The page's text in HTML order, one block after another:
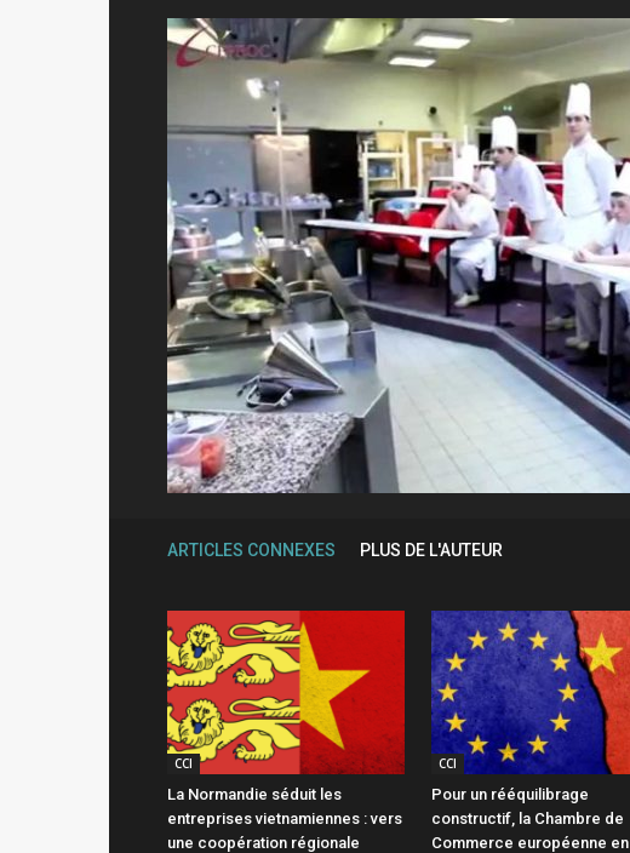
ARTICLES CONNEXES PLUS DE L'AUTEUR
CCI
La Normandie séduit les
entreprises vietnamiennes : vers
une coopération régionale
CCI
Pour un rééquilibrage
constructif, la Chambre de
Commerce européenne en